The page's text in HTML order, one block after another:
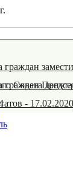
Совета
- 17.02.2020